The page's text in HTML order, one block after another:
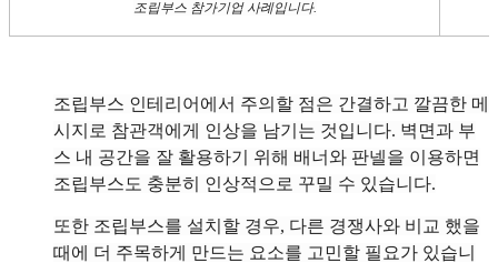
조립부스 참가기업 사례입니다.
조립부스 인테리어에서 주의할 점은 간결하고 깔끔한 메
시지로 참관객에게 인상을 남기는 것입니다. 벽면과 부
스 내 공간을 잘 활용하기 위해 배너와 판넬을 이용하면
조립부스도 충분히 인상적으로 꾸밀 수 있습니다.
또한 조립부스를 설치할 경우, 다른 경쟁사와 비교 했을
때에 더 주목하게 만드는 요소를 고민할 필요가 있습니